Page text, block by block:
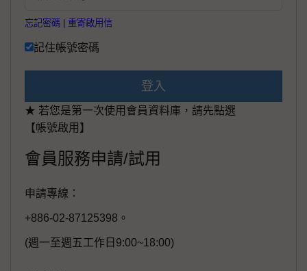
忘記密碼 重寄啟用信
記住帳號密碼
登入
★ 若您是第一次使用會員資料庫，請先點選
【帳號啟用】
會員服務申請/試用
申請專線：
+886-02-87125398。
(週一至週五工作日9:00~18:00)